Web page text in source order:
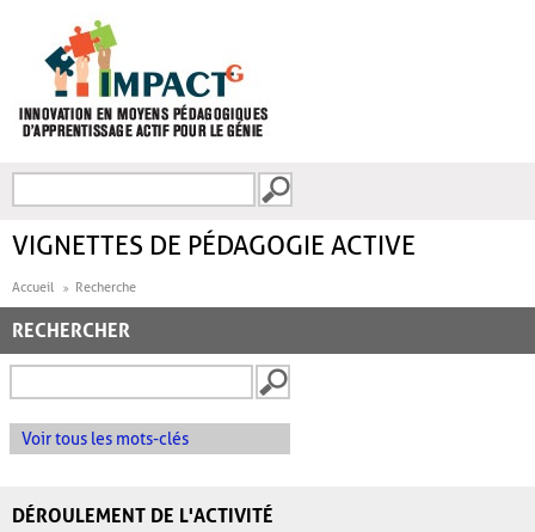
FORMULAIRE DE
VIGNETTES DE PÉDAGOGIE ACTIVE
Accueil Recherche
RECHERCHER
Voir tous les mots-clés
DÉROULEMENT DE L'ACTIVITÉ